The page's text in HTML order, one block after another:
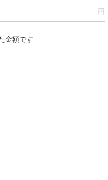
- 円
金額です